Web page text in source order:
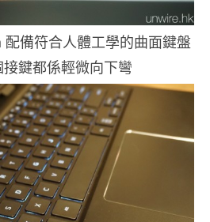
備符合人體工學的曲面鍵盤
鍵都係輕微向下彎